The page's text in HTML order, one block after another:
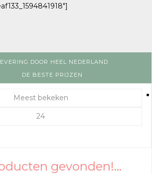
DOOR HEEL NEDERLAND
DE BESTE PRIJZEN
Meest bekeken
24
gevonden!...